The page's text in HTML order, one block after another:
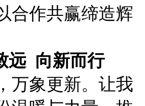
合作共赢缔造辉
远 向新而行
万象更新。让我